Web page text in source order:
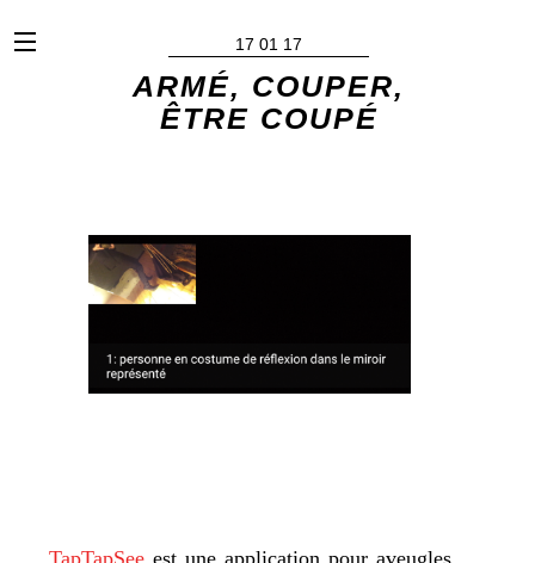
x 17 01 17
ARMÉ, COUPER,
ÊTRE COUPÉ